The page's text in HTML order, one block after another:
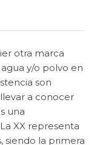
otra marca
agua y/o polvo en
son
a conocer
una
La XX representa
siendo la primera